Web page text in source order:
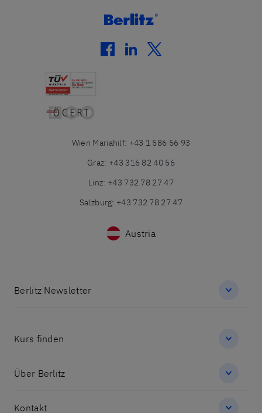
facebook
linkedin
twitter
Wien Mariahilf: +43 1 586 56 93
Graz: +43 316 82 40 56
Linz: +43 732 78 27 47
Salzburg: +43 732 78 27 47
Austria
Berlitz Newsletter
Kurs finden
Über Berlitz
Kontakt